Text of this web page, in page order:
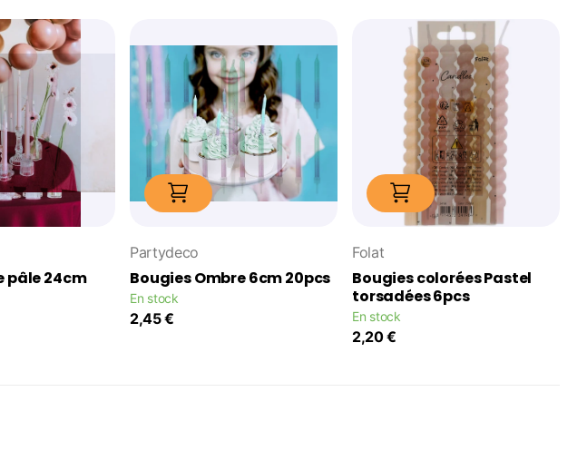
pâle 24cm
Partydeco
Bougies Ombre 6cm 20pcs
En stock
2,45 €
Folat
Bougies colorées Pastel
torsadées 6pcs
En stock
2,20 €